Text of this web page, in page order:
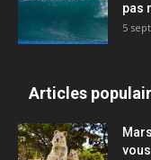
pas
5
Articles